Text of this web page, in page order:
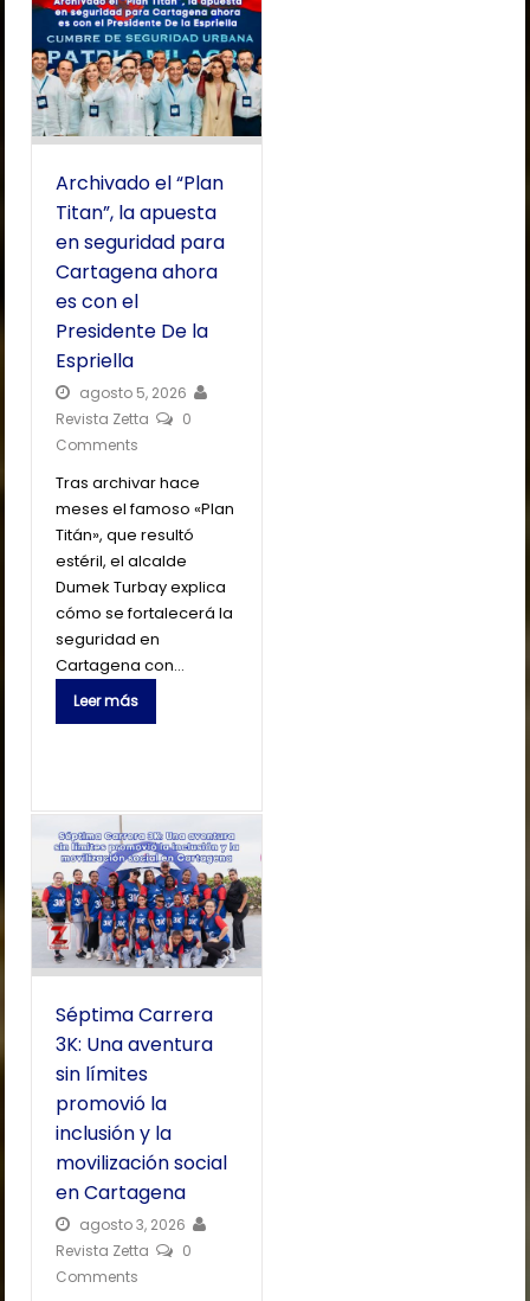
Archivado el “Plan
Titan”, la apuesta
en seguridad para
Cartagena ahora
es con el
Presidente De la
Espriella
agosto 5, 2026
Revista Zetta
0
Comments
Tras archivar hace
meses el famoso «Plan
Titán», que resultó
estéril, el alcalde
Dumek Turbay explica
cómo se fortalecerá la
seguridad en
Cartagena con…
Leer más
Séptima Carrera
3K: Una aventura
sin límites
promovió la
inclusión y la
movilización social
en Cartagena
agosto 3, 2026
Revista Zetta
0
Comments